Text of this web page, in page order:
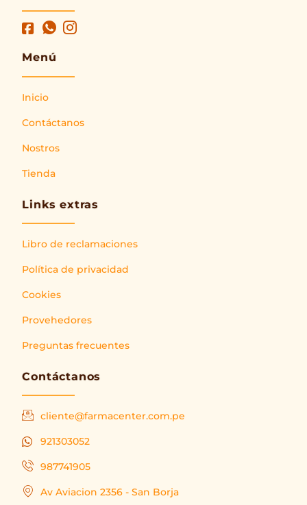
Menú
Inicio
Contáctanos
Nostros
Tienda
Links extras
Libro de reclamaciones
Política de privacidad
Cookies
Provehedores
Preguntas frecuentes
Contáctanos
cliente@farmacenter.com.pe
921303052
987741905
Av Aviacion 2356 - San Borja